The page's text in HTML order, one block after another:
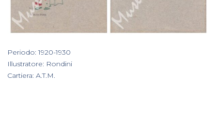
Periodo: 1920-1930
Illustratore: Rondini
Cartiera: A.T.M.